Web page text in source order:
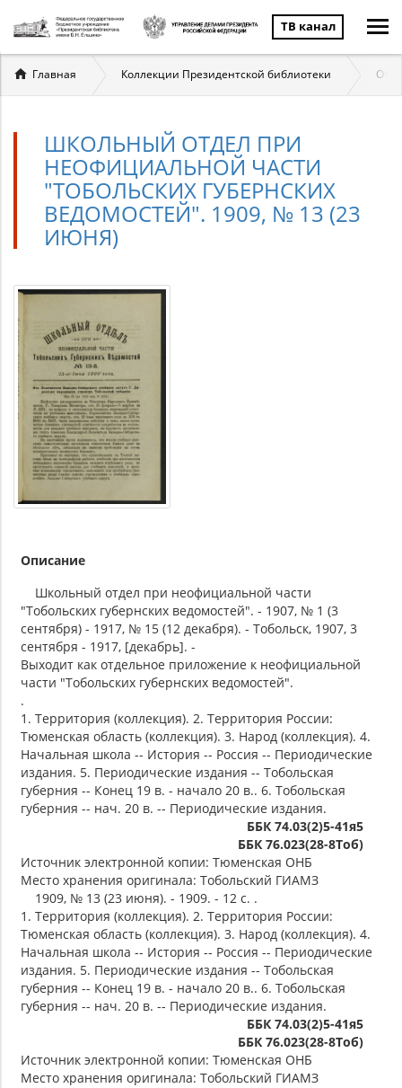
ТВ канал
Вы
здесь
Главная Коллекции Президентской библиотеки
ШКОЛЬНЫЙ ОТДЕЛ ПРИ
НЕОФИЦИАЛЬНОЙ ЧАСТИ
"ТОБОЛЬСКИХ ГУБЕРНСКИХ
ВЕДОМОСТЕЙ". 1909, № 13 (23
ИЮНЯ)
Описание
Школьный отдел при неофициальной части
"Тобольских губернских ведомостей". - 1907, № 1 (3
сентября) - 1917, № 15 (12 декабря). - Тобольск, 1907, 3
сентября - 1917, [декабрь]. -
Выходит как отдельное приложение к неофициальной
части "Тобольских губернских ведомостей".
.
1. Территория (коллекция). 2. Территория России:
Тюменская область (коллекция). 3. Народ (коллекция). 4.
Начальная школа -- История -- Россия -- Периодические
издания. 5. Периодические издания -- Тобольская
губерния -- Конец 19 в. - начало 20 в.. 6. Тобольская
губерния -- нач. 20 в. -- Периодические издания.
ББК 74.03(2)5-41я5
ББК 76.023(28-8Тоб)
Источник электронной копии: Тюменская ОНБ
Место хранения оригинала: Тобольский ГИАМЗ
1909, № 13 (23 июня). - 1909. - 12 с. .
1. Территория (коллекция). 2. Территория России:
Тюменская область (коллекция). 3. Народ (коллекция). 4.
Начальная школа -- История -- Россия -- Периодические
издания. 5. Периодические издания -- Тобольская
губерния -- Конец 19 в. - начало 20 в.. 6. Тобольская
губерния -- нач. 20 в. -- Периодические издания.
ББК 74.03(2)5-41я5
ББК 76.023(28-8Тоб)
Источник электронной копии: Тюменская ОНБ
Место хранения оригинала: Тобольский ГИАМЗ